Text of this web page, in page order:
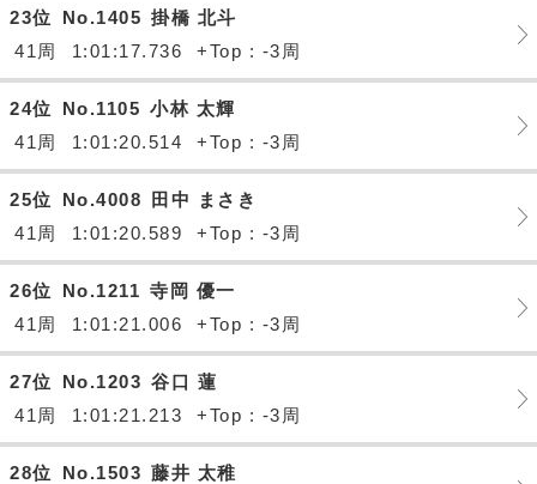
23位 No.1405 掛橋 北斗
41周
1:01:17.736 +Top : -3周
24位 No.1105 小林 太輝
41周
1:01:20.514 +Top : -3周
25位 No.4008
田中 まさき
41周
1:01:20.589 +Top : -3周
26位 No.1211 寺岡 優一
41周
1:01:21.006 +Top : -3周
27位 No.1203 谷口 蓮
41周
1:01:21.213 +Top : -3周
28位 No.1503 藤井 太稚